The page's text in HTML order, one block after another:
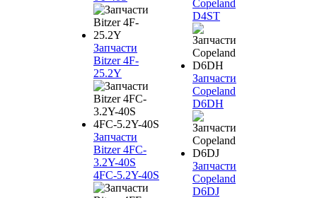
Запчасти
Bitzer 4F-
25.2Y
Запчасти
Bitzer 4FC-
3.2Y-40S
4FC-5.2Y-40S
Copeland
D4ST
Запчасти
Copeland
D6DH
Запчасти
Copeland
D6DJ